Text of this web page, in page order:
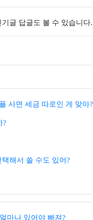
글 답글도 볼 수 있습니다.
사면 세금 따로인 게 맞아?
?
해서 쓸 수도 있어?
마나 있어야 빠져?